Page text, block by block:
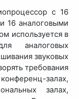
с 16
16 аналоговыми
используется в
аналоговых
звуковых
требования
залах,
залах,